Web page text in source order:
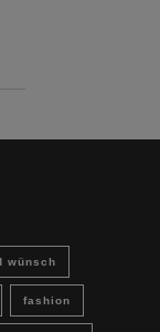
wünsch
fashion